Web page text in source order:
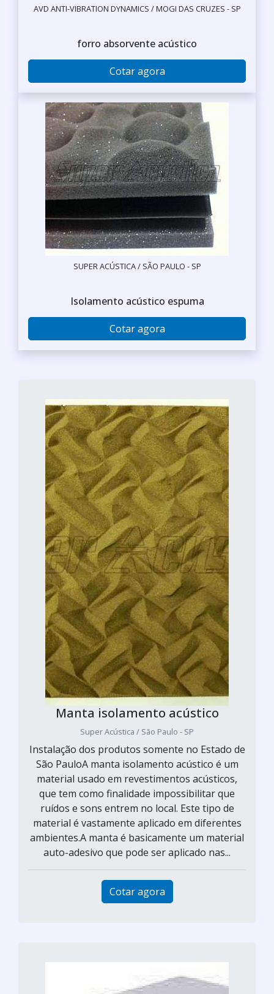
AVD ANTI-VIBRATION DYNAMICS / MOGI DAS CRUZES - SP
forro absorvente acústico
Cotar agora
SUPER ACÚSTICA / SÃO PAULO - SP
Isolamento acústico espuma
Cotar agora
Manta isolamento acústico
Super Acústica / São Paulo - SP
Instalação dos produtos somente no Estado de
São PauloA manta isolamento acústico é um
material usado em revestimentos acústicos,
que tem como finalidade impossibilitar que
ruídos e sons entrem no local. Este tipo de
material é vastamente aplicado em diferentes
ambientes.A manta é basicamente um material
auto-adesivo que pode ser aplicado nas...
Cotar agora